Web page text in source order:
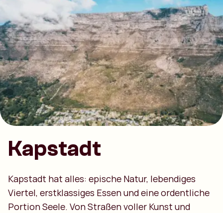
Kapstadt
Kapstadt hat alles: epische Natur, lebendiges
Viertel, erstklassiges Essen und eine ordentliche
Portion Seele. Von Straßen voller Kunst und